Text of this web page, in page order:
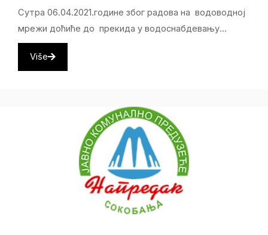
Сутра 06.04.2021.године због радова на водоводној
мрежи доћиће до прекида у водоснабдевању...
Više